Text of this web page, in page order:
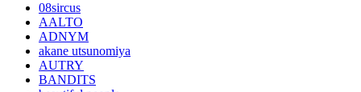
08sircus
AALTO
ADNYM
akane utsunomiya
AUTRY
BANDITS